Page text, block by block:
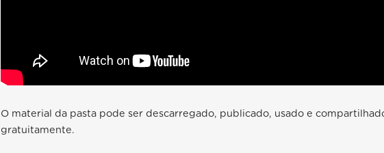
O material da pasta pode ser descarregado, publicado, usado e
gratuitamente.